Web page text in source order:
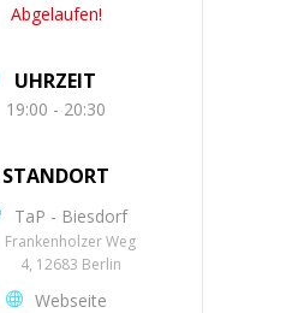
Abgelaufen!
UHRZEIT
19:00 - 20:30
STANDORT
TaP - Biesdorf
Frankenholzer Weg
4, 12683 Berlin
Webseite